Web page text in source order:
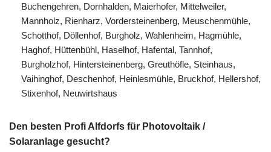
Buchengehren, Dornhalden, Maierhofer, Mittelweiler,
Mannholz, Rienharz, Vordersteinenberg, Meuschenmühle,
Schotthof, Döllenhof, Burgholz, Wahlenheim, Hagmühle,
Haghof, Hüttenbühl, Haselhof, Hafental, Tannhof,
Burgholzhof, Hintersteinenberg, Greuthöfle, Steinhaus,
Vaihinghof, Deschenhof, Heinlesmühle, Bruckhof, Hellershof,
Stixenhof, Neuwirtshaus
Den besten Profi Alfdorfs für Photovoltaik /
Solaranlage gesucht?